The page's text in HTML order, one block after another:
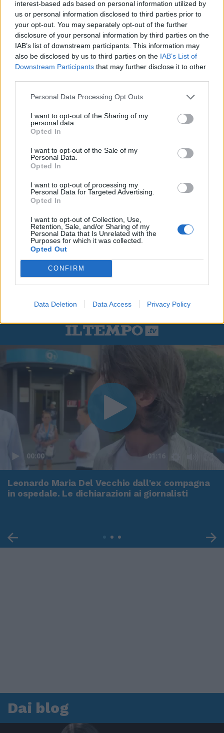
interest-based ads based on personal information utilized by
us or personal information disclosed to third parties prior to
your opt-out. You may separately opt-out of the further
disclosure of your personal information by third parties on the
IAB’s list of downstream participants. This information may
also be disclosed by us to third parties on the IAB’s List of
Downstream Participants that may further disclose it to other
Personal Data Processing Opt Outs
I want to opt-out of the Sharing of my
personal data.
Opted In
I want to opt-out of the Sale of my
Personal Data.
Opted In
I want to opt-out of processing my
Personal Data for Targeted Advertising.
Opted In
I want to opt-out of Collection, Use,
Retention, Sale, and/or Sharing of my
Personal Data that Is Unrelated with the
Purposes for which it was collected.
Opted Out
CONFIRM
Data Deletion Data Access Privacy Policy
00:00 01:16
Leonardo Maria Del Vecchio dall'ex compagna
in ospedale. Le dichiarazioni ai giornalisti
Dai blog